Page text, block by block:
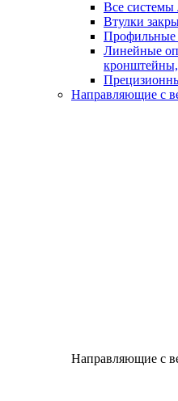
Все системы
Втулки
Профильные
Линейные
Направляющие с
Направляющие с